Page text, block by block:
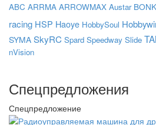
ABC ARRMA ARROWMAX Austar
racing HSP Haoye HobbySoul
SYMA SkyRC Spard Speedway Slide
nVision
Спецпредложения
Спецпредложение